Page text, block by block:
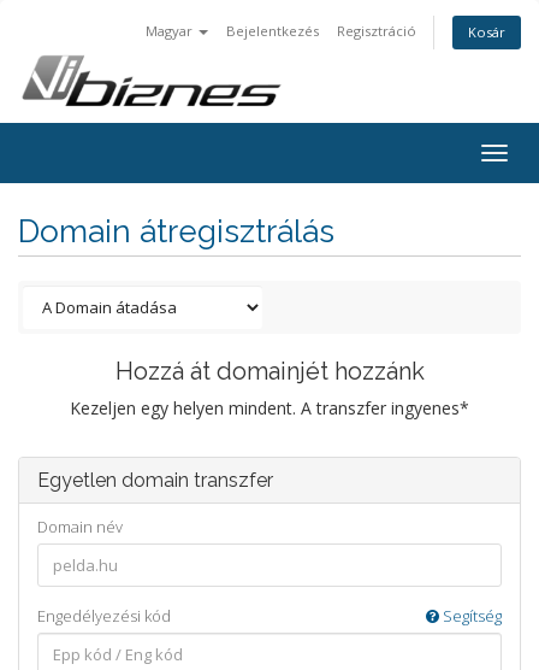
Magyar Bejelentkezés Regisztráció Kosár
Domain átregisztrálás
Hozzá át domainjét hozzánk
Kezeljen egy helyen mindent. A transzfer ingyenes*
Egyetlen domain transzfer
Domain név
Engedélyezési kód Segítség